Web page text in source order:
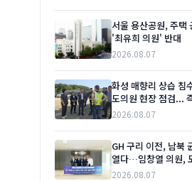
서울 용산공원, 주택
'최유희 의원' 반대
2026.08.07
화성 매향리 상습 침
도의원 현장 점검...
촉구
2026.08.07
GH 구리 이전, 남북
열다…임창열 의원,
2026.08.07